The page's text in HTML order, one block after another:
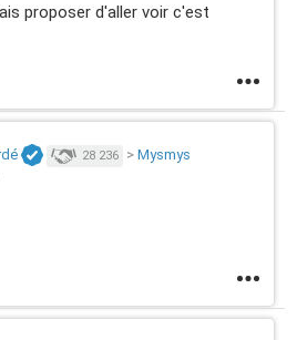
proposer d'aller voir c'est
28 236 > Mysmys